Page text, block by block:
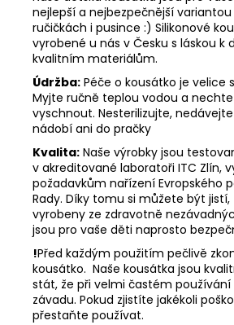
nejlepší a nejbezpečnější
ručičkách i pusince :) Silikonové
vyrobené u nás v Česku s láskou k
kvalitním materiálům.
Údržba: Péče o kousátko je velice
Myjte ručně teplou vodou a
vyschnout. Nesterilizujte,
nádobí ani do pračky
Kvalita: Naše výrobky jsou
v akreditované laboratoři ITC Zlín,
požadavkům nařízení Evropského
Rady. Díky tomu si můžete být jistí,
vyrobeny ze zdravotně
jsou pro vaše děti naprosto
!Před každým použitím pečlivě
kousátko. Naše kousátka jsou
stát, že při velmi častém
závadu. Pokud zjistíte jakékoli
přestaňte používat.